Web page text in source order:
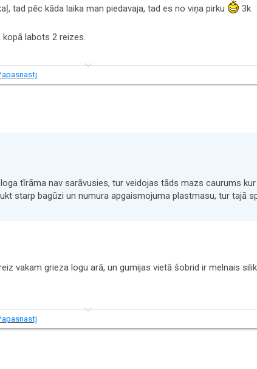
tad pēc kāda laika man piedavaja, tad es no viņa pirku
3k
kopā labots 2 reizes.
keyboard_arrow_down
tīrāma nav sarāvusies, tur veidojas tāds mazs caurums
starp bagūzi un numura apgaismojuma plastmasu, tur tajā
vakam grieza logu arā, un gumijas vietā šobrid ir melnais
keyboard_arrow_down